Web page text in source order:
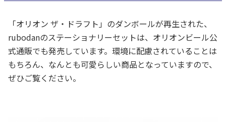
「オリオン ザ・ドラフト」のダンボールが再生された、
rubodanのステーショナリーセットは、オリオンビール公
式通販でも発売しています。環境に配慮されていることは
もちろん、なんとも可愛らしい商品となっていますので、
ぜひご覧ください。